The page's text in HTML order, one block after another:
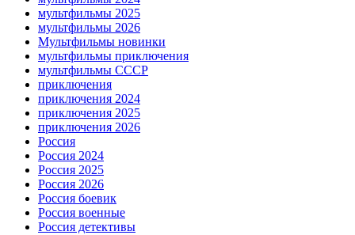
мультфильмы 2025
мультфильмы 2026
Мультфильмы новинки
мультфильмы приключения
мультфильмы СССР
приключения
приключения 2024
приключения 2025
приключения 2026
Россия
Россия 2024
Россия 2025
Россия 2026
Россия боевик
Россия военные
Россия детективы